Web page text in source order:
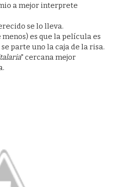
a mejor interprete
se lo lleva.
es que la película es
parte uno la caja de la risa.
" cercana mejor